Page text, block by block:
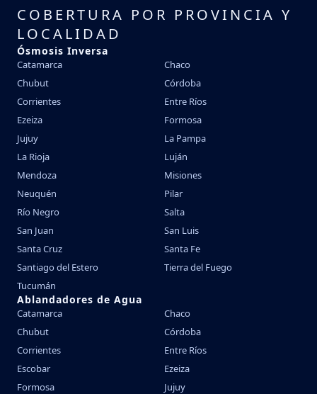
COBERTURA POR PROVINCIA Y
LOCALIDAD
Ósmosis Inversa
Catamarca
Chaco
Chubut
Córdoba
Corrientes
Entre Ríos
Ezeiza
Formosa
Jujuy
La Pampa
La Rioja
Luján
Mendoza
Misiones
Neuquén
Pilar
Río Negro
Salta
San Juan
San Luis
Santa Cruz
Santa Fe
Santiago del Estero
Tierra del Fuego
Tucumán
Ablandadores de Agua
Catamarca
Chaco
Chubut
Córdoba
Corrientes
Entre Ríos
Escobar
Ezeiza
Formosa
Jujuy